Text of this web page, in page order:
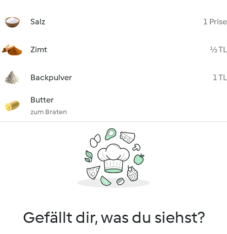
Salz 1 Prise
Zimt ½ TL
Backpulver 1 TL
Butter
zum Braten
Gefällt dir, was du siehst?